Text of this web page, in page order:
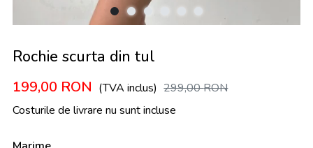
Rochie scurta din tul
199,00 RON (TVA inclus) 299,00RON
Costurile de livrare nu sunt incluse